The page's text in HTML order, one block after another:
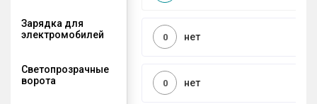
Зарядка для
электромобилей
нет
0
Светопрозрачные
ворота
нет
0